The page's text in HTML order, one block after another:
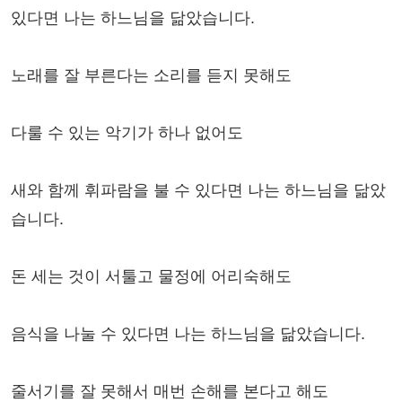
있다면 나는 하느님을 닮았습니다.
노래를 잘 부른다는 소리를 듣지 못해도
다룰 수 있는 악기가 하나 없어도
새와 함께 휘파람을 불 수 있다면 나는 하느님을 닮았
습니다.
돈 세는 것이 서툴고 물정에 어리숙해도
음식을 나눌 수 있다면 나는 하느님을 닮았습니다.
줄서기를 잘 못해서 매번 손해를 본다고 해도